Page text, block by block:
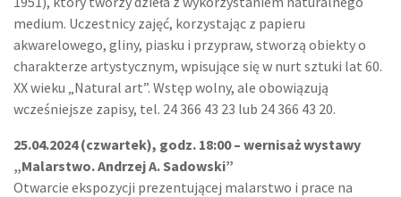
medium. Uczestnicy zajęć, korzystając z papieru
akwarelowego, gliny, piasku i przypraw, stworzą obiekty o
charakterze artystycznym, wpisujące się w nurt sztuki lat 60.
XX wieku „Natural art”. Wstęp wolny, ale obowiązują
wcześniejsze zapisy, tel. 24 366 43 23 lub 24 366 43 20.
25.04.2024 (czwartek), godz. 18:00 – wernisaż wystawy
„Malarstwo. Andrzej A. Sadowski”
Otwarcie ekspozycji prezentującej malarstwo i prace na